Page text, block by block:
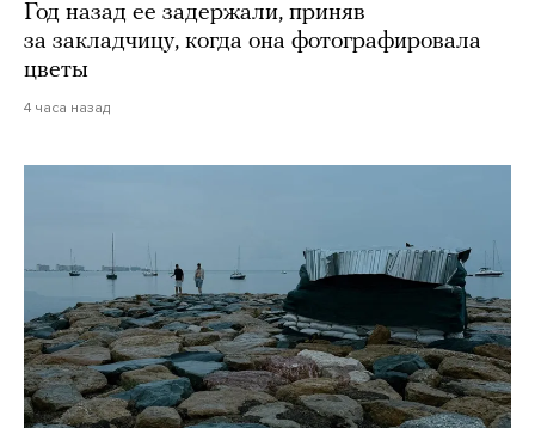
Год назад ее задержали, приняв
за закладчицу, когда она фотографировала
цветы
4 часа назад